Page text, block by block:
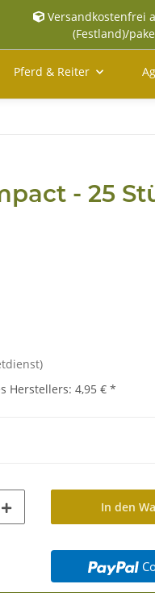
Versandkostenfrei
(Festland)/
Pferd & Reiter
- 25
Herstellers: 4,95 € *
In den